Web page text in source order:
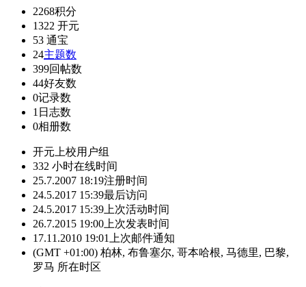
2268积分
1322 开元
53 通宝
24主题数
399回帖数
44好友数
0记录数
1 日志数
0相册数
开元上校用户组
332 小时在线时间
25.7.2007 18:19注册时间
24.5.2017 15:39最后访问
24.5.2017 15:39 上次活动时间
26.7.2015 19:00 上次发表时间
17.11.2010 19:01
上次邮件通知
(GMT +01:00) 柏林, 布鲁塞尔, 哥本哈根, 马德里, 巴黎,
罗马 所在时区